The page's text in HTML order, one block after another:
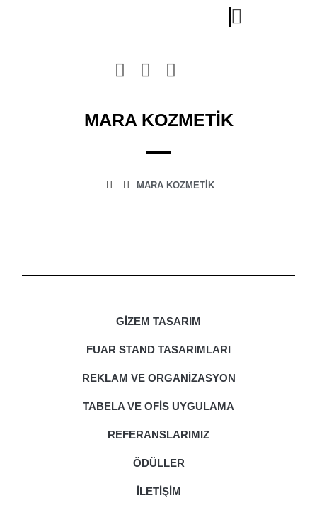
MARA KOZMETİK
MARA KOZMETİK
GİZEM TASARIM
FUAR STAND TASARIMLARI
REKLAM VE ORGANİZASYON
TABELA VE OFİS UYGULAMA
REFERANSLARIMIZ
ÖDÜLLER
İLETİŞİM